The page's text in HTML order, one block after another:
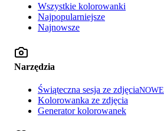
Wszystkie kolorowanki
Najpopularniejsze
Najnowsze
Narzędzia
Świąteczna sesja ze zdjęciaNOWE
Kolorowanka ze zdjęcia
Generator kolorowanek